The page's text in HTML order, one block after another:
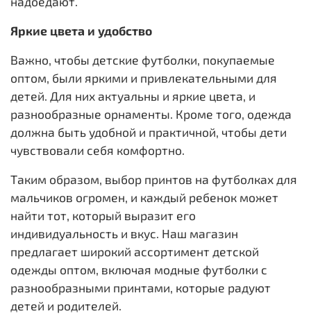
Яркие цвета и удобство
Важно, чтобы детские футболки, покупаемые
оптом, были яркими и привлекательными для
детей. Для них актуальны и яркие цвета, и
разнообразные орнаменты. Кроме того, одежда
должна быть удобной и практичной, чтобы дети
чувствовали себя комфортно.
Таким образом, выбор принтов на футболках для
мальчиков огромен, и каждый ребенок может
найти тот, который выразит его
индивидуальность и вкус. Наш магазин
предлагает широкий ассортимент детской
одежды оптом, включая модные футболки с
разнообразными принтами, которые радуют
детей и родителей.